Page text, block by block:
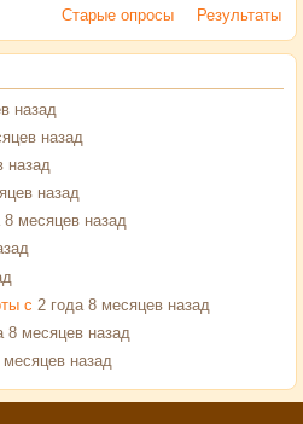
Старые опросы Результаты
назад
назад
назад
назад
8 месяцев назад
с 2 года 8 месяцев назад
8 месяцев назад
месяцев назад